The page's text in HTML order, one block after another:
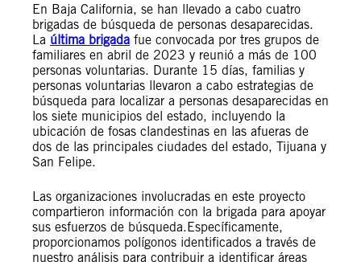
En Baja California, se han llevado a cabo cuatro
brigadas de búsqueda de personas desaparecidas.
La última brigada fue convocada por tres grupos de
familiares en abril de 2023 y reunió a más de 100
personas voluntarias. Durante 15 días, familias y
personas voluntarias llevaron a cabo estrategias de
búsqueda para localizar a personas desaparecidas en
los siete municipios del estado, incluyendo la
ubicación de fosas clandestinas en las afueras de
dos de las principales ciudades del estado, Tijuana y
San Felipe.
Las organizaciones involucradas en este proyecto
compartieron información con la brigada para apoyar
sus esfuerzos de búsqueda.Específicamente,
proporcionamos polígonos identificados a través de
nuestro análisis para contribuir a identificar áreas